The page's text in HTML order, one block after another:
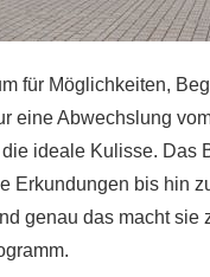
für Möglichkeiten,
eine Abwechslung
ideale Kulisse. Das
Erkundungen bis hin
genau das macht sie